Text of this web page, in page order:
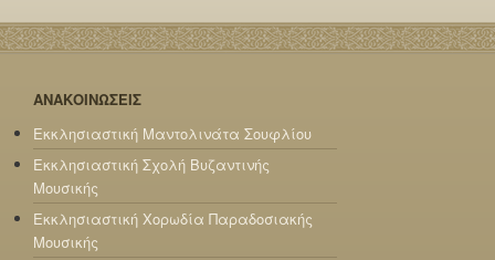
ΑΝΑΚΟΙΝΩΣΕΙΣ
Εκκλησιαστική Μαντολινάτα Σουφλίου
Εκκλησιαστική Σχολή Βυζαντινής
Μουσικής
Εκκλησιαστική Χορωδία Παραδοσιακής
Μουσικής